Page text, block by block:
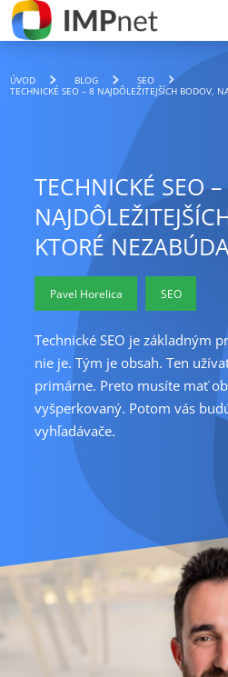
ÚVOD BLOG
SEO
TECHNICKÉ SEO – 8 NAJDÔLEŽITEJŠÍCH BODOV,
TECHNICKÉ SEO
KTORÉ
Pavel Horelica SEO
Technické SEO je základným
nie je. Tým je obsah. Ten
primárne. Preto musíte mať
vyšperkovaný. Potom vás
vyhľadávače.